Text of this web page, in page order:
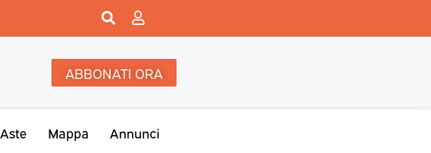
ABBONATI ORA
Aste Mappa Annunci